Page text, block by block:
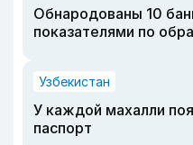
Обнародованы 10
показателями по
Узбекистан
У каждой махалли
паспорт